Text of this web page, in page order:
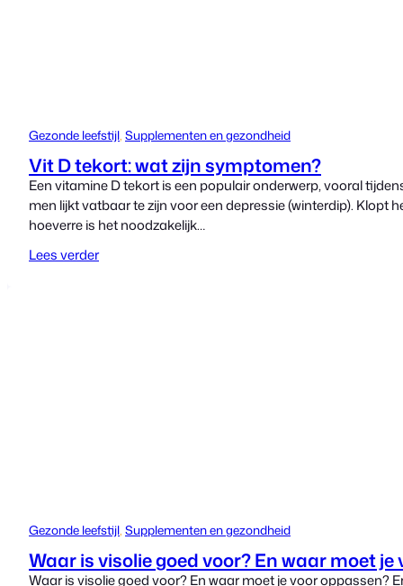
Gezonde leefstijl Supplementen en gezondheid
Vit D tekort: wat zijn symptomen?
Een vitamine D tekort is een populair onderwerp, vooral
men lijkt vatbaar te zijn voor een depressie (winterdip). Klopt
hoeverre is het noodzakelijk…
Lees verder
Gezonde leefstijl, Supplementen en gezondheid
Waar is visolie goed voor? En waar moet je
Waar is visolie goed voor? En waar moet je voor oppassen?